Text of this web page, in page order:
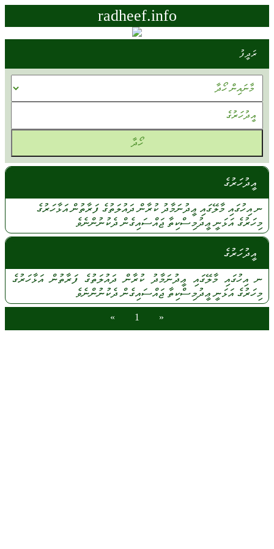
radheef.info
ރަދީފު
އީދުހަރުގެ
ނ އިހުގައިމާލޭގައި ޢީދުނަމާދު ކުރާންދައުލަތުގެފަރާތުންއަޅާހަރުގެ
މިހަރުގެއަޅަނީޢީދުމިސްކިތާޖައްސައިގެންދެކުނުންނެވެ
އީދުހަރުގެ
ނ އިހުގައިމާލޭގައިޢީދުނަމާދު ކުރާން ދައުލަތުގެފަރާތުންއަޅާހަރުގެ
މިހަރުގެއަޅަނީޢީދުމިސްކިތާޖައްސައިގެންދެކުނުންނެވެ
«
1
»